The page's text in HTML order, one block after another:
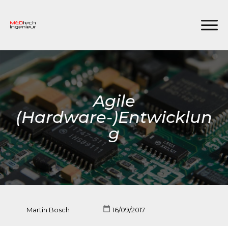
Agile
(Hardware-)Entwicklun
g
Martin Bosch 16/09/2017